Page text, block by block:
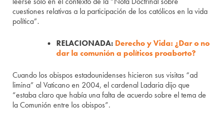
cuestiones relativas a la participación de los católicos en la vida
política”.
RELACIONADA: Derecho y Vida: ¿Dar o no
dar la comunión a políticos proaborto?
Cuando los obispos estadounidenses hicieron sus visitas “ad
limina” al Vaticano en 2004, el cardenal Ladaria dijo que
“estaba claro que había una falta de acuerdo sobre el tema de
la Comunión entre los obispos”.